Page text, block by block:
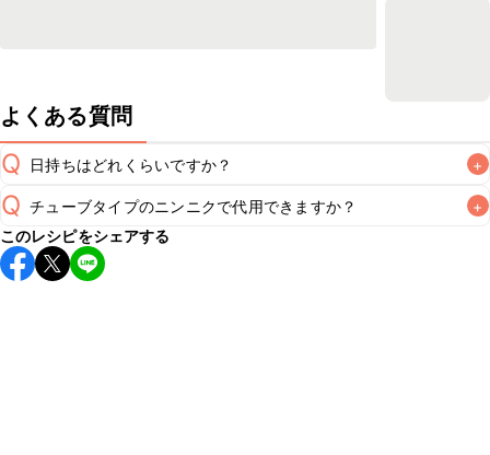
よくある質問
Q 日持ちはどれくらいですか？ +
A
保存期間は冷蔵で当日中が目安です。なるべくお早めにお召
し上がりください。
※日持ちは目安です。
Q チューブタイプのニンニクで代用できますか？ +
A
チューブタイプのニンニクを使用してもお作りいただけま
す。レシピと同量を目安に加え、お好みの風味になるようご
このレシピをシェアする